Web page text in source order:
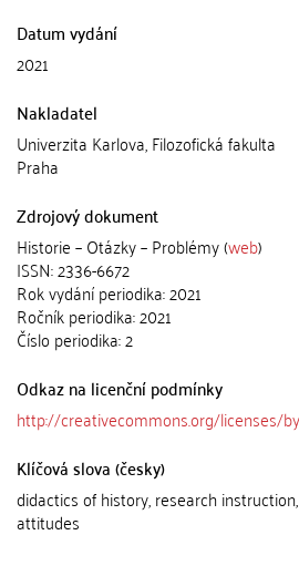
Datum vydání
2021
Nakladatel
Univerzita Karlova, Filozofická fakulta
Praha
Zdrojový dokument
Historie – Otázky – Problémy (web)
ISSN: 2336-6672
Rok vydání periodika: 2021
Ročník periodika: 2021
Číslo periodika: 2
Odkaz na licenční podmínky
http://creativecommons.org/licenses/
Klíčová slova (česky)
didactics of history, research
attitudes